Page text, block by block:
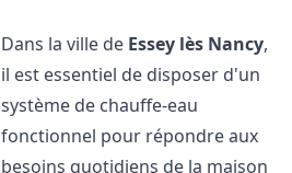
Dans la ville de Essey lès Nancy,
il est essentiel de disposer d'un
système de chauffe-eau
fonctionnel pour répondre aux
besoins quotidiens de la maison